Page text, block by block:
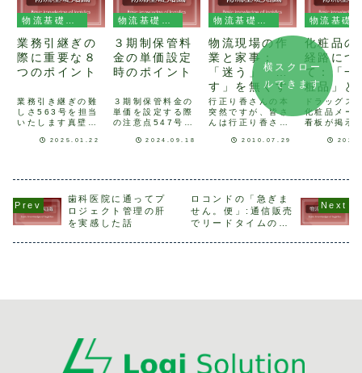
業務引継ぎの
際に重要な８
つのポイント
業務引き継ぎの難
しさ563号を担当
いたします真壁で
に元気がないので
マニュアルがない
状態、かつ短期間
で引継ぎを受け
た。引継ぎ中は同
2025.01.22
３期制保管料
金の単価設定
時のポイント
３期制保管料金の
単価を設定する際
の注意点547号を
才です。 倉庫の
３期制保管料金の
単価を設定する際
の注意点について
ご紹介させて頂き
2024.09.18
物流現場の作
業と家事：
「迷う」「探
す」を無くす
ことで効率化
を
行正り香さんの本
突然ですが、皆さ
んは行正り香さん
の方をご存じでし
ご存じの方もいら
っしゃるかもしれ
ません。 私は彼女
の料理の本を見て
2010.07.29
化粧品の
経路につ
て：「一
粧品」と
度化粧品
違いをご
ですか？
ドラッグス
化粧品メー
看板が掲示
担当します
ールディン
経営統合へ
協議開始が
れました。
横スクロー
ルできます
歯科医院に通ってプ
ロジェクト管理の肝
を実感した話
ロコンドの「急ぎま
せん。便」:通信販売
でリードタイムの長